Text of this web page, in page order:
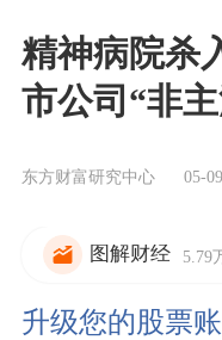
精神病院杀
市公司“非
东方财富研究中心 05-
图解财经 5.79
升级您的股票